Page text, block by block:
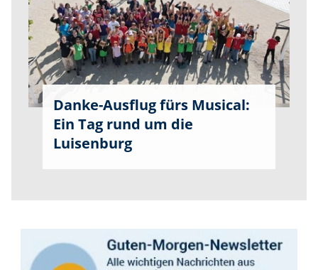
Danke-Ausflug fürs Musical:
Ein Tag rund um die
Luisenburg